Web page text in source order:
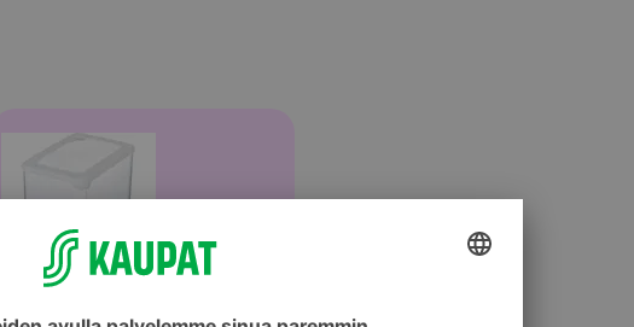
Säilytysrasiat ja -purkit